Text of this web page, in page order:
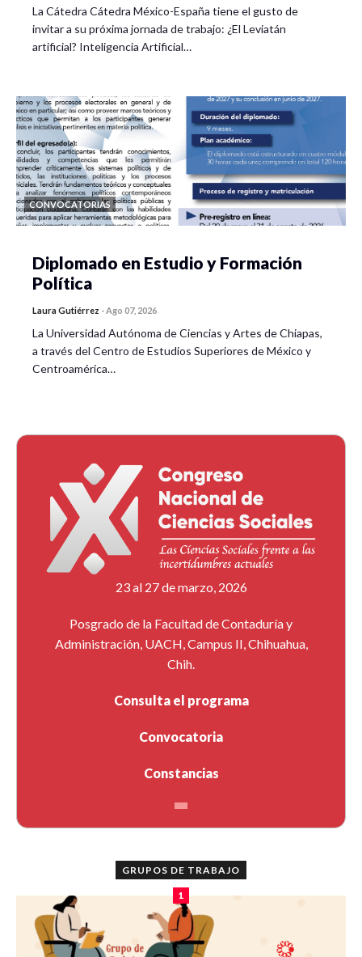
La Cátedra Cátedra México-España tiene el gusto de
invitar a su próxima jornada de trabajo: ¿El Leviatán
artificial? Inteligencia Artificial…
CONVOCATORIAS
Diplomado en Estudio y Formación
Política
Laura Gutiérrez -Ago 07, 2026
La Universidad Autónoma de Ciencias y Artes de Chiapas,
a través del Centro de Estudios Superiores de México y
Centroamérica…
23 al 27 de marzo, 2026
Posgrado de la Facultad de Contaduría y
Administración, UACH, Campus II, Chihuahua,
Chih.
Consulta el programa
Convocatoria
Constancias
GRUPOS DE TRABAJO
1